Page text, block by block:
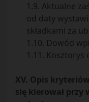
1.9. Aktualne
od daty
składkami za
1.10. Dowód
1.11. Kosztorys
XV. Opis
się kierował przy